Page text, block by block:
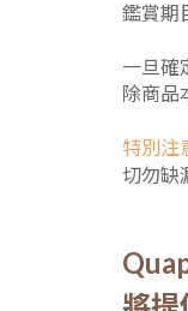
鑑賞期
一旦確
除商品
特別注
切勿缺